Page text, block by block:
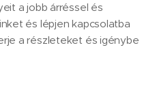
a jobb árréssel és
és lépjen kapcsolatba
a részleteket és igénybe